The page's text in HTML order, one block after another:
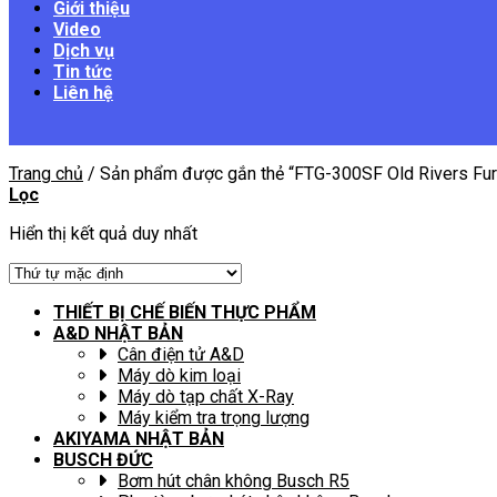
Giới thiệu
Video
Dịch vụ
Tin tức
Liên hệ
Trang chủ / Sản phẩm được gắn thẻ “FTG-300SF Old Rivers
Lọc
Hiển thị kết quả duy nhất
THIẾT BỊ CHẾ BIẾN THỰC PHẨM
A&D NHẬT BẢN
Cân điện tử A&D
Máy dò kim loại
Máy dò tạp chất X-Ray
Máy kiểm tra trọng lượng
AKIYAMA NHẬT BẢN
BUSCH ĐỨC
Bơm hút chân không Busch R5